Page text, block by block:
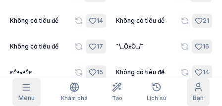
21
Không có tiêu đề 14 22
Không có tiêu đề 21
4
Không có tiêu đề 17 30
¯\_ȌᴥȌ_/¯ 16
9ฅ^•ﻌ•^ฅ 15 13
Không có tiêu đề 14
14
Không có tiêu đề Asuna x Rin 105
Menu Khám phá Tạo Lịch sử Bạn
Trợ giúp & Hỗ trợ
Nhận hằng ngày để tăng chuỗi của bạn.
Gói credit
Nạp thêm
Referrals
Share and
Nhiệm vụ
Hoàn thành